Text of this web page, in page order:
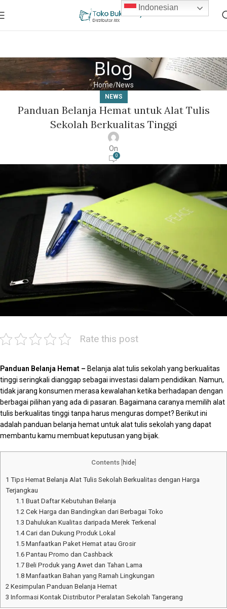
Blog
Home News
NEWS
Panduan Belanja Hemat untuk Alat Tulis
Sekolah Berkualitas Tinggi
On
0
Rate this post
Panduan Belanja Hemat – Belanja alat tulis sekolah yang berkualitas
tinggi seringkali dianggap sebagai investasi dalam pendidikan. Namun,
tidak jarang konsumen merasa kewalahan ketika berhadapan dengan
berbagai pilihan yang ada di pasaran. Bagaimana caranya memilih alat
tulis berkualitas tinggi tanpa harus menguras dompet? Berikut ini
adalah panduan belanja hemat untuk alat tulis sekolah yang dapat
membantu kamu membuat keputusan yang bijak.
Contents hide]
1 Tips Hemat Belanja Alat Tulis Sekolah Berkualitas dengan Harga
Terjangkau
1.1 Buat Daftar Kebutuhan Belanja
1.2 Cek Harga dan Bandingkan dari Berbagai Toko
1.3 Dahulukan Kualitas daripada Merek Terkenal
1.4Cari dan Dukung Produk Lokal
1.5Manfaatkan Paket Hemat atau Grosir
1.6Pantau Promo dan Cashback
1.7Beli Produk yang Awet dan Tahan Lama
1.8Manfaatkan Bahan yang Ramah Lingkungan
2 Kesimpulan Panduan Belanja Hemat
3 Informasi Kontak Distributor Peralatan Sekolah Tangerang
Indonesian